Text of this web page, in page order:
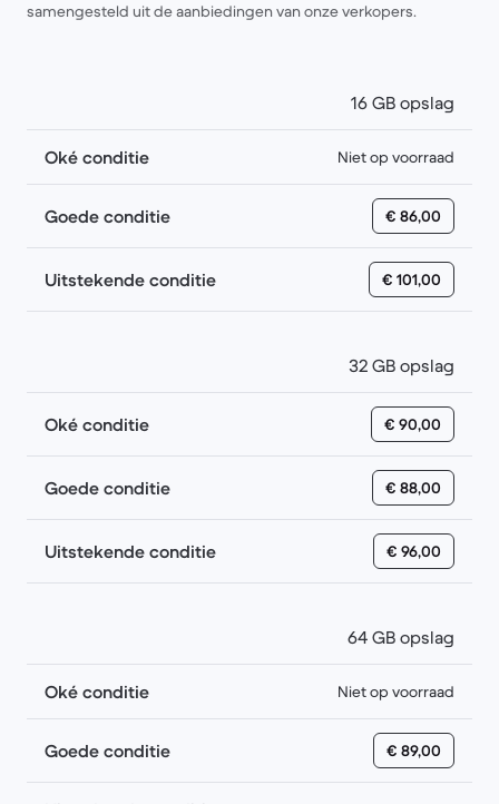
samengesteld uit de aanbiedingen van onze verkopers.
16 GB opslag
Oké conditie Niet op voorraad
Goede conditie € 86,00
Uitstekende conditie € 101,00
32 GB opslag
Oké conditie € 90,00
Goede conditie € 88,00
Uitstekende conditie € 96,00
64 GB opslag
Oké conditie Niet op voorraad
Goede conditie € 89,00